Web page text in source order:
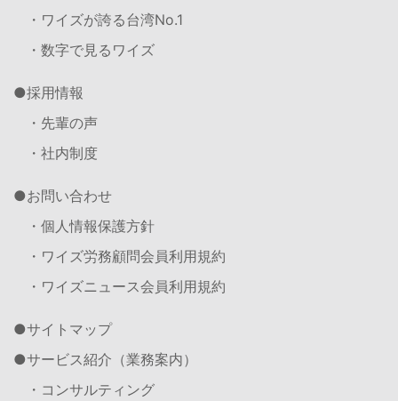
・ワイズが誇る台湾No.1
・数字で見るワイズ
採用情報
・先輩の声
・社内制度
お問い合わせ
・個人情報保護方針
・ワイズ労務顧問会員利用規約
・ワイズニュース会員利用規約
サイトマップ
サービス紹介（業務案内）
・コンサルティング